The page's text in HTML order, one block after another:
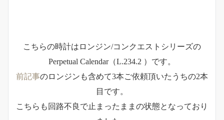
こちらの時計はロンジン/コンクエストシリーズの
Perpetual Calendar（L.234.2 ）です。
前記事のロンジンも含めて3本ご依頼頂いたうちの2本
目です。
こちらも回路不良で止まったままの状態となっており